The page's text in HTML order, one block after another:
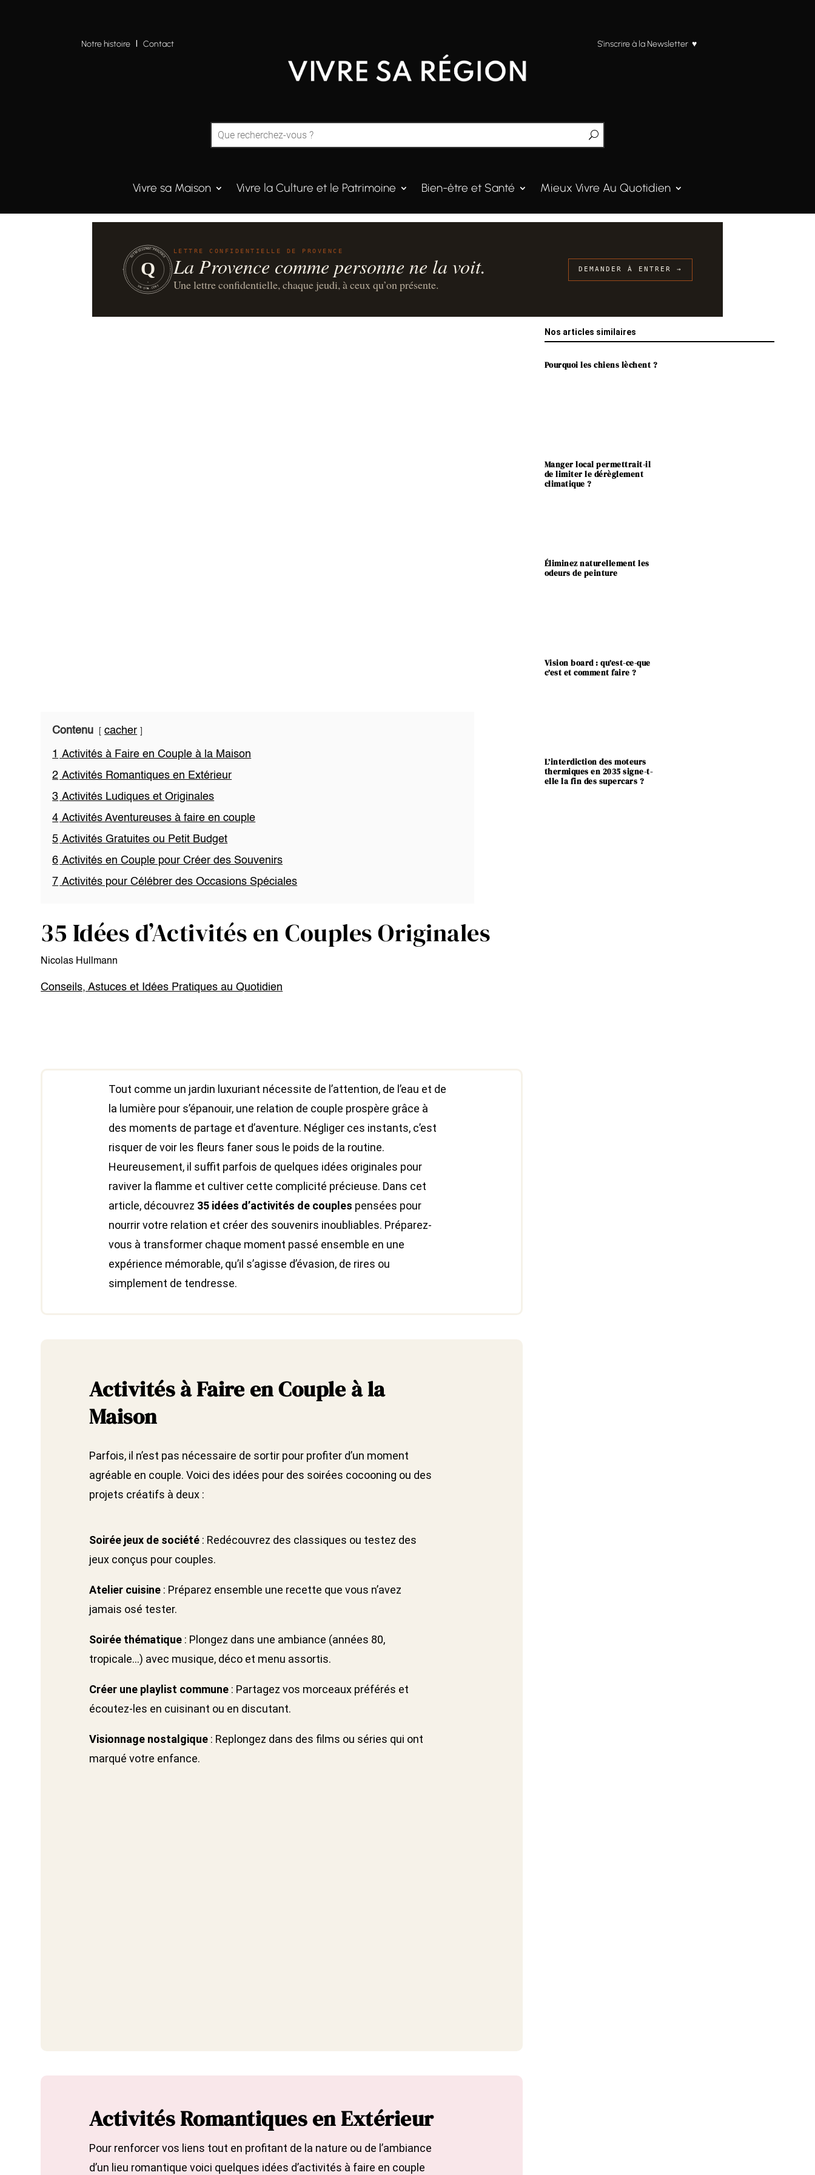
Notre histoire IContact S’inscrire à la Newsletter ♥
Vivre sa Maison Vivre la Culture et le Patrimoine Bien-être et Santé Mieux Vivre Au Quotidien
QUINTESSENCE·PROVENCE
UN·SUR·CENT
Q
LETTRE CONFIDENTIELLE DE PROVENCE
La Provence comme personne ne la voit.
Une lettre confidentielle, chaque jeudi, à ceux qu’on présente.
DEMANDER À ENTRER →
Contenu cacher
1
Activités à Faire en Couple à la Maison
2 Activités Romantiques en Extérieur
3 Activités Ludiques et Originales
4 Activités Aventureuses à faire en couple
5 Activités Gratuites ou Petit Budget
6 Activités en Couple pour Créer des Souvenirs
7 Activités pour Célébrer des Occasions Spéciales
35 Idées d’Activités en Couples Originales
Nicolas Hullmann
Conseils, Astuces et Idées Pratiques au Quotidien
Tout comme un jardin luxuriant nécessite de l’attention, de l’eau et de
la lumière pour s’épanouir, une relation de couple prospère grâce à
des moments de partage et d’aventure. Négliger ces instants, c’est
risquer de voir les fleurs faner sous le poids de la routine.
Heureusement, il suffit parfois de quelques idées originales pour
raviver la flamme et cultiver cette complicité précieuse. Dans cet
article, découvrez 35 idées d’activités de couples pensées pour
nourrir votre relation et créer des souvenirs inoubliables. Préparez-
vous à transformer chaque moment passé ensemble en une
expérience mémorable, qu’il s’agisse d’évasion, de rires ou
simplement de tendresse.
Activités à Faire en Couple à la
Maison
Parfois, il n’est pas nécessaire de sortir pour profiter d’un moment
agréable en couple. Voici des idées pour des soirées cocooning ou des
projets créatifs à deux :
Soirée jeux de société: Redécouvrez des classiques ou testez des
jeux conçus pour couples.
Atelier cuisine: Préparez ensemble une recette que vous n’avez
jamais osé tester.
Soirée thématique: Plongez dans une ambiance (années 80,
tropicale…) avec musique, déco et menu assortis.
Créer une playlist commune: Partagez vos morceaux préférés et
écoutez-les en cuisinant ou en discutant.
Visionnage nostalgique: Replongez dans des films ou séries qui ont
marqué votre enfance.
Activités Romantiques en Extérieur
Pour renforcer vos liens tout en profitant de la nature ou de l’ambiance
d’un lieu romantique voici quelques idées d’activités à faire en couple
Nos articles similaires
Pourquoi les chiens lèchent ?
Manger local permettrait-il
de limiter le dérèglement
climatique ?
Éliminez naturellement les
odeurs de peinture
Vision board : qu’est-ce-que
c’est et comment faire ?
L’interdiction des moteurs
thermiques en 2035 signe-t-
elle la fin des supercars ?